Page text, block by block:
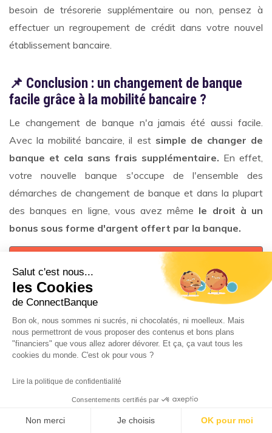
besoin de trésorerie supplémentaire ou non, pensez à
effectuer un regroupement de crédit dans votre nouvel
établissement bancaire.
📌 Conclusion : un changement de banque
facile grâce à la mobilité bancaire ?
Le changement de banque n'a jamais été aussi facile.
Avec la mobilité bancaire, il est simple de changer de
banque et cela sans frais supplémentaire. En effet,
votre nouvelle banque s'occupe de l'ensemble des
démarches de changement de banque et dans la plupart
des banques en ligne, vous avez même le droit à un
bonus sous forme d'argent offert par la banque.
Je profte d'un bonus !
Alors n'hésitez plus changer de banque vers un compte
bancaire en ligne afin de réaliser des économies sur vos
frais bancaires et obtenir une carte bancaire gratuite
Si vous êtes un professionnel ou une entreprise, sachez
banque avec une démarche similaire. Consultez notre
changer de banque pro , pour en savoir plus.
Salut c'est nous...
les Cookies
de ConnectBanque
Bon ok, nous sommes ni sucrés, ni chocolatés, ni moelleux. Mais
nous permettront de vous proposer des contenus et bons plans
"financiers" que vous allez adorer dévorer. Et ça, ça vaut tous les
cookies du monde. C'est ok pour vous ?
Lire la politique de confidentialité
Consentements certifiés par
Non merci Je choisis OK pour moi